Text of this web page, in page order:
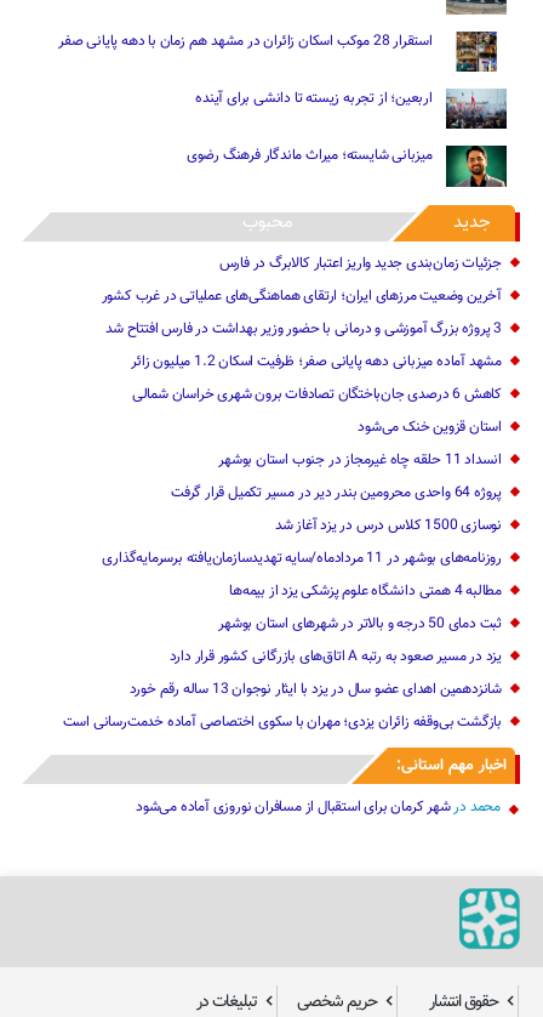
استقرار 28 موکب اسکان زائران در مشهد هم زمان با دهه پایانی صفر
اربعین؛ از تجربه زیسته تا دانشی برای آینده
میزبانی شایسته؛ میراث ماندگار فرهنگ رضوی
جدید محبوب
جزئیات زمان‌بندی جدید واریز اعتبار کالابرگ در فارس
آخرین وضعیت مرزهای ایران؛ ارتقای هماهنگی‌های عملیاتی در غرب کشور
3 پروژه بزرگ آموزشی و درمانی با حضور وزیر بهداشت در فارس افتتاح شد
مشهد آماده میزبانی دهه پایانی صفر؛ ظرفیت اسکان 1.2 میلیون زائر
کاهش 6 درصدی جان‌باختگان تصادفات برون شهری خراسان شمالی
استان قزوین خنک‌ می‌شود
انسداد 11 حلقه چاه غیرمجاز در جنوب استان بوشهر
پروژه 64 واحدی محرومین بندر دیر در مسیر تکمیل قرار گرفت
نوسازی 1500 کلاس درس در یزد آغاز شد
روزنامه‌های بوشهر در 11 مردادماه/سایه تهدیدسازمان‌یافته برسرمایه‌گذاری
مطالبه 4 همتی دانشگاه علوم پزشکی یزد از بیمه‌ها
ثبت دمای 50 درجه و بالاتر در شهرهای استان بوشهر
یزد در مسیر صعود به رتبه A اتاق‌های بازرگانی کشور قرار دارد
شانزدهمین اهدای عضو سال در یزد با ایثار نوجوان 13 ساله رقم خورد
بازگشت بی‌وقفه زائران یزدی؛ مهران با سکوی اختصاصی آماده خدمت‌رسانی است
اخبار مهم استانی:
محمد درشهر کرمان برای استقبال از مسافران نوروزی آماده می‌شود
حقوق انتشار حریم شخصی تبلیغات در